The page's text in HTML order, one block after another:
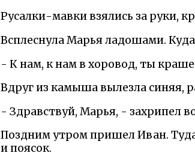
Русалки-мавки взялись за руки,
Всплеснула Марья ладошами.
- К нам, к нам в хоровод, ты
Вдруг из камыша вылезла синяя,
- Здравствуй, Марья, - захрипел
Поздним утром пришел Иван.
и поясок.